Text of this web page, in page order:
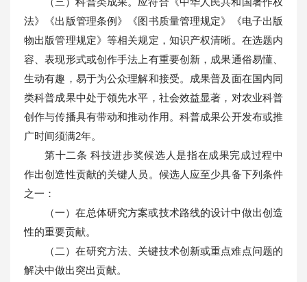
法》《出版管理条例》《图书质量管理规定》《电子出版
物出版管理规定》等相关规定，知识产权清晰。在选题内
容、表现形式或创作手法上有重要创新，成果通俗易懂、
生动有趣，易于为公众理解和接受。成果普及面在国内同
类科普成果中处于领先水平，社会效益显著，对农业科普
创作与传播具有带动和推动作用。科普成果公开发布或推
广时间须满2年。
第十二条 科技进步奖候选人是指在成果完成过程中
作出创造性贡献的关键人员。候选人应至少具备下列条件
之一：
（一）在总体研究方案或技术路线的设计中做出创造
性的重要贡献。
（二）在研究方法、关键技术创新或重点难点问题的
解决中做出突出贡献。